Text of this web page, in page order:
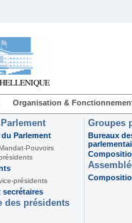
Organisation &
Parlement
Pouvoirs
présidents
secrétaires
des présidents
Groupes
Bureaux